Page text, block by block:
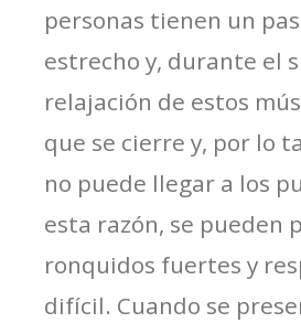
personas tienen un
estrecho y, durante el
relajación de estos
que se cierre y, por lo
no puede llegar a los
esta razón, se pueden
ronquidos fuertes y
difícil. Cuando se